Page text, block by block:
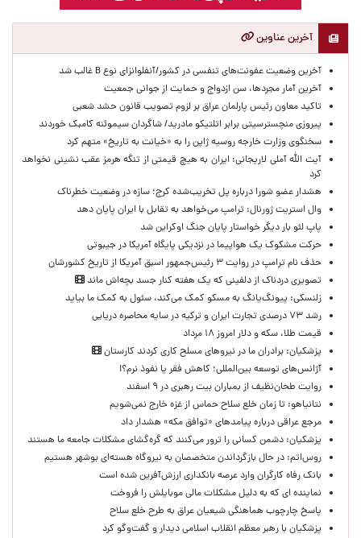
آخرین عناوین
آخرین وضعیت عفونت‌های تنفسی در کشور/آنفلوانزای نوع B غالب شد
آخرین آمار مجردها، سن ازدواج و حمایت از جوانی جمعیت
تاکید معاون رئیس پارلمان عراق بر لزوم تصویب قانون حشد شعبی
پیروزی منچسترسیتی برابر اتلتیکو مادرید/ شاگردان سیموئنه کامبک خوردند
سخنگوی وزارت خارجه روسیه ژاپن را به «خیانت به تاریخ» متهم کرد
آیت الله آملی لاریجانی: ایران به هیچ قیمتی از تنگه هرمز عقب نشینی نخواهد
کرد
هشدار عضو شورا درباره پل تخریب‌شده کرج؛ سازه در وضعیت خطرناک
وال‌ استریت ژورنال: ترامپ می‌خواهد به تقابل با ایران پایان دهد
پاپ لئو بار دیگر خواستار پایان جنگ اوکراین شد
حرکت مشکوک یک هواپیما در نزدیکی پایگاه آمریکا در جیبوتی
حذف نام ترامپ در روایت ۳ رئیس‌جمهور اسبق آمریکا از تاریخ کشورشان
تصویری دردناک از دلفینی که یک هفته کنار جسد بچه‌اش ماند
زلنسکی: پیونگ‌یانگ به مسکو کمک می‌کند، سئول به کمک ما بیاید
رشد ۷۳ درصدی تجارت ایران و ترکیه در سایه محاصره دریایی
قیمت طلا، سکه و دلار امروز ۱۸ مرداد
پزشکیان: برادران ما در نیروهای مسلح کاری کردند کارستان
آژانس‌های توسعه بین‌المللی؛ کاهش فقر یا نفوذ نرم؟!
روایت طحان‌نظیف از بمباران بیت رهبری در ۹ اسفند
نتانیاهو: تا زمان خلع سلاح حماس از غزه خارج نمی‌شویم
مرجع عراقی درباره پیامدهای «توافق مکه» هشدار داد
پزشکیان: دشمن کسانی را ترور می‌کنند که گره‌گشای مشکلات جامعه ما هستند
روس‌اتم: در حال بازگرداندن متخصصان به نیروگاه هسته‌ای بوشهر هستیم
بانک رفاه کارگران وارد عرصه بانکداری ارزش‌آفرین شده است
نماینده ای که به دلیل مشکلات مالی موبایلش را فروخت
پاسخ چارچوب هماهنگی شیعیان عراق به طرح خلع سلاح
پزشکیان با رهبر معظم انقلاب اسلامی دیدار و گفت‌وگو کرد